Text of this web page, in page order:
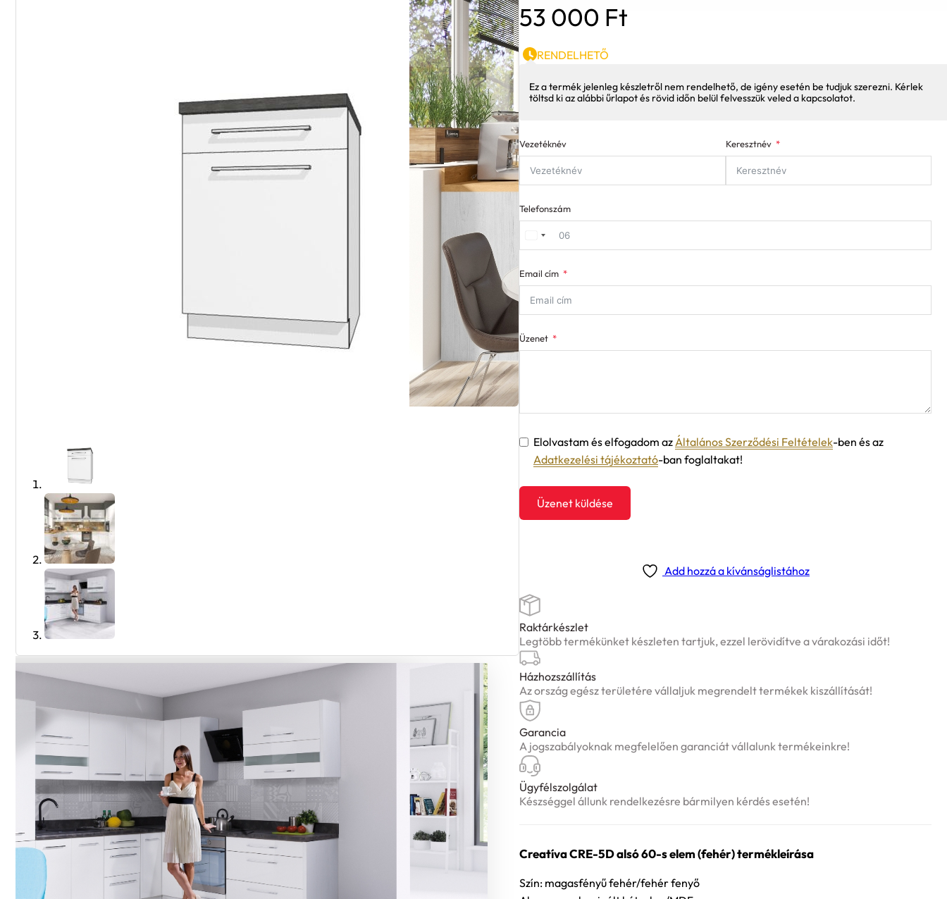
53 000 Ft
RENDELHETŐ
Ez a termék jelenleg készletről nem rendelhető, de igény esetén be tudjuk szerezni. Kérlek
töltsd ki az alábbi űrlapot és rövid időn belül felvesszük veled a kapcsolatot.
Vezetéknév Keresztnév
Telefonszám
Email cím
Üzenet
Elolvastam és elfogadom az Általános Szerződési Feltételek-ben és az
Adatkezelési tájékoztató-ban foglaltakat!
Üzenet küldése
Add hozzá a kívánságlistához
Raktárkészlet
Legtöbb termékünket készleten tartjuk, ezzel lerövidítve a várakozási időt!
Házhozszállítás
Az ország egész területére vállaljuk megrendelt termékek kiszállítását!
Garancia
A jogszabályoknak megfelelően garanciát vállalunk termékeinkre!
Ügyfélszolgálat
Készséggel állunk rendelkezésre bármilyen kérdés esetén!
Creatíva CRE-5D alsó 60-s elem (fehér) termékleírása
Szín: magasfényű fehér/fehér fenyő